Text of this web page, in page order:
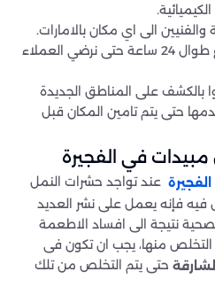
الى اي مكان بالامارات.
توفير خدمة على مدار الأسبوع طوال 24 ساعة حتى نرضي العملاء
بالكشف على المناطق الجديدة
حتى يتم تامين المكان قبل
في الفجيرة
عند تواجد حشرات النمل
فإنه يعمل على نشر العديد
نتيجة الى افساد الاطعمة
منها، يجب ان تكون فى
حتى يتم التخلص من تلك